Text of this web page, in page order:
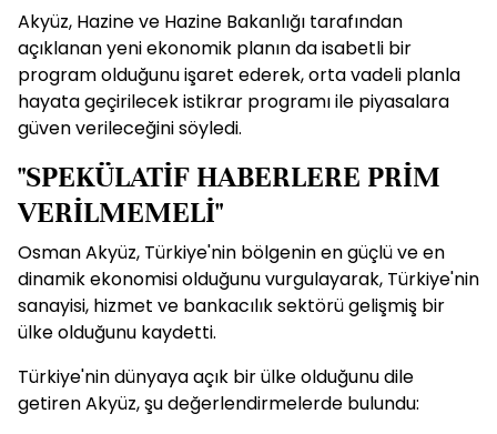
Akyüz, Hazine ve Hazine Bakanlığı tarafından
açıklanan yeni ekonomik planın da isabetli bir
program olduğunu işaret ederek, orta vadeli planla
hayata geçirilecek istikrar programı ile piyasalara
güven verileceğini söyledi.
"SPEKÜLATİF HABERLERE PRİM
VERİLMEMELİ"
Osman Akyüz, Türkiye'nin bölgenin en güçlü ve en
dinamik ekonomisi olduğunu vurgulayarak, Türkiye'nin
sanayisi, hizmet ve bankacılık sektörü gelişmiş bir
ülke olduğunu kaydetti.
Türkiye'nin dünyaya açık bir ülke olduğunu dile
getiren Akyüz, şu değerlendirmelerde bulundu: